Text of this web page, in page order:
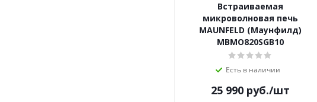
Встраиваемая
микроволновая печь
MAUNFELD (Маунфилд)
MBMO820SGB10
Есть в наличии
25 990 руб./шт